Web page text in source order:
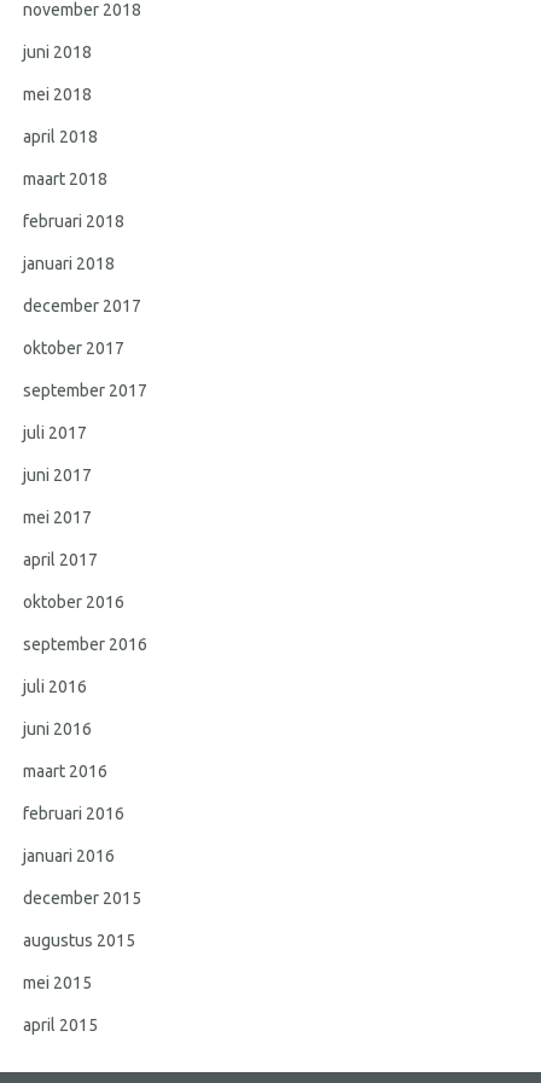
november 2018
juni 2018
mei 2018
april 2018
maart 2018
februari 2018
januari 2018
december 2017
oktober 2017
september 2017
juli 2017
juni 2017
mei 2017
april 2017
oktober 2016
september 2016
juli 2016
juni 2016
maart 2016
februari 2016
januari 2016
december 2015
augustus 2015
mei 2015
april 2015